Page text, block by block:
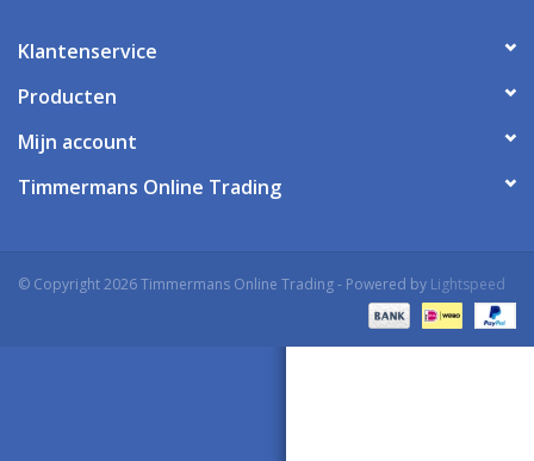
Klantenservice
Producten
Mijn account
Timmermans Online Trading
© Copyright 2026 Timmermans Online Trading - Powered by Lightspeed